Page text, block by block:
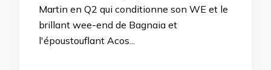
Martin en Q2 qui conditionne son WE et le
brillant wee-end de Bagnaia et
l'époustouflant Acos...